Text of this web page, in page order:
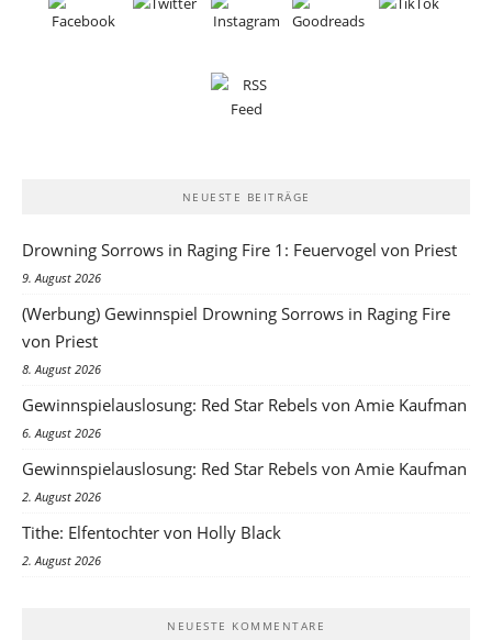
NEUESTE BEITRÄGE
Drowning Sorrows in Raging Fire 1: Feuervogel von Priest
9. August 2026
(Werbung) Gewinnspiel Drowning Sorrows in Raging Fire
von Priest
8. August 2026
Gewinnspielauslosung: Red Star Rebels von Amie Kaufman
6. August 2026
Gewinnspielauslosung: Red Star Rebels von Amie Kaufman
2. August 2026
Tithe: Elfentochter von Holly Black
2. August 2026
NEUESTE KOMMENTARE